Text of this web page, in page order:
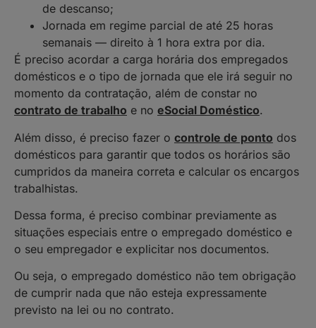
de descanso;
Jornada em regime parcial de até 25 horas
semanais — direito à 1 hora extra por dia.
É preciso acordar a carga horária dos empregados
domésticos e o tipo de jornada que ele irá seguir no
momento da contratação, além de constar no
contrato de trabalho e no eSocial Doméstico.
Além disso, é preciso fazer o controle de ponto dos
domésticos para garantir que todos os horários são
cumpridos da maneira correta e calcular os encargos
trabalhistas.
Dessa forma, é preciso combinar previamente as
situações especiais entre o empregado doméstico e
o seu empregador e explicitar nos documentos.
Ou seja, o empregado doméstico não tem obrigação
de cumprir nada que não esteja expressamente
previsto na lei ou no contrato.